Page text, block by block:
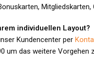
Mitgliedskarten,
individuellen Layout?
Kundencenter per
um das weitere Vorgehen